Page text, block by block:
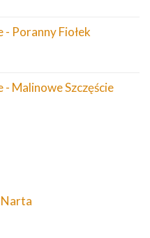
- Poranny Fiołek
- Malinowe Szczęście
Narta